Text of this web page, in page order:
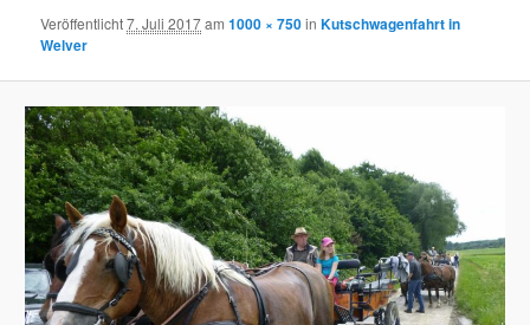
Veröffentlicht7. Juli 2017am1000 × 750inKutschwagenfahrt in
Welver